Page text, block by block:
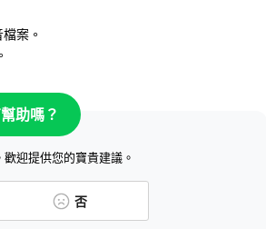
案。
助嗎？
迎提供您的寶貴建議。
否